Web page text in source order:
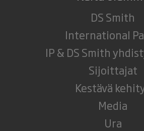
DS Smith
International
IP & DS Smith
Sijoittajat
Kestävä
Media
Ura